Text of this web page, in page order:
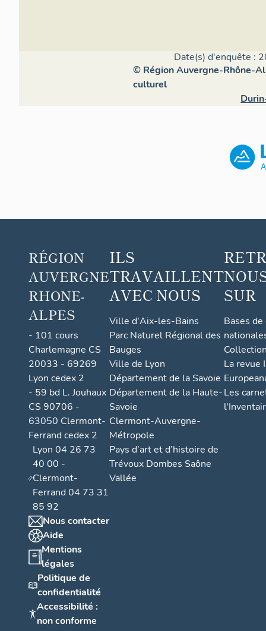
Date(s) d'enquête :
© Région Auvergne-Rhône-
culturel
RÉGION
AUVERGNE
RHONE-
ALPES
- 101 cours
Charlemagne CS
20033 - 69269
Lyon cedex 2
- 59 bd L. Jouhaux
CS 90706 -
63050 Clermont-
Ferrand cedex 2
Lyon 04 26 73
40 00 -
Clermont-
Ferrand 04 73 31
85 92
Nous contacter
Aide
Mentions
légales
Politique de
confidentialité
Accessibilité :
non conforme
ILS
TRAVAILLENT
AVEC NOUS
Ville d'Aix-les-Bains
Parc Naturel Régional des
Bauges
Ville de Lyon
Département de la Savoie
Département de la Haute-
Savoie
Clermont-Auvergne-
Métropole
Pays d’art et d’histoire de
Trévoux Dombes Saône
Vallée
SUR
Bases
La revue
Les